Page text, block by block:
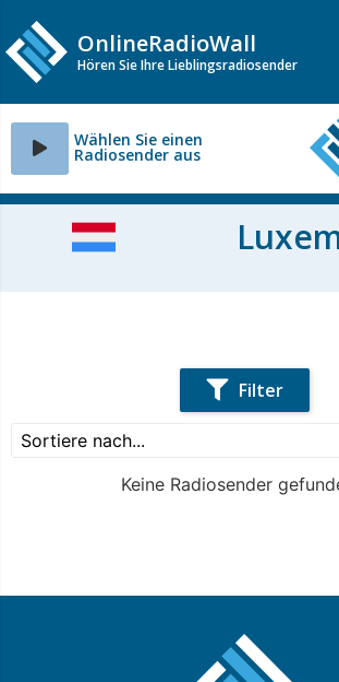
OnlineRadioWall
Hören Sie Ihre Lieblingsradiosender
Wählen Sie einen
Radiosender aus
Filter
Keine Radiosender